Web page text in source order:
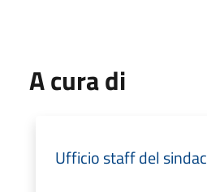
A cura di
Ufficio staff del